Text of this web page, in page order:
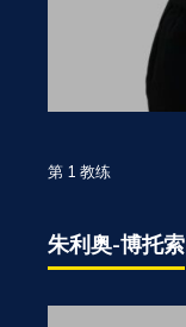
第 1 教练
朱利奥-博托索